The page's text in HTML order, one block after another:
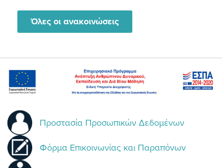
Όλες οι ανακοινώσεις
Προστασία Προσωπικών Δεδομένων
Φόρμα Επικοινωνίας και Παραπόνων